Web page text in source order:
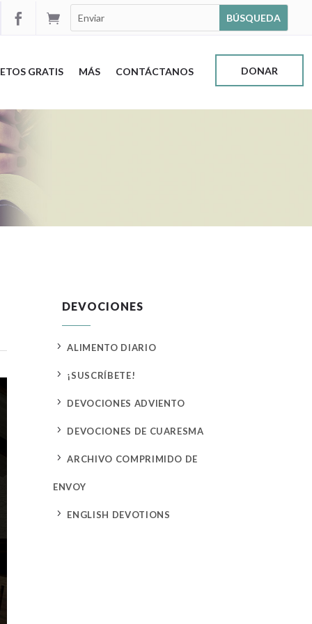


GRATIS MÁS CONTÁCTANOS DONAR
DEVOCIONES
5 ALIMENTO DIARIO
5 ¡SUSCRÍBETE!
5 DEVOCIONES ADVIENTO
5 DEVOCIONES DE CUARESMA
5 ARCHIVO COMPRIMIDO DE
ENVOY
5 ENGLISH DEVOTIONS